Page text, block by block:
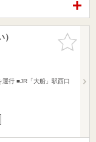
お気に入
りに追加
行 ■JR「大船」駅西口